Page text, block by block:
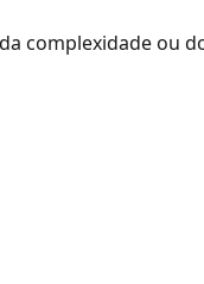
complexidade ou